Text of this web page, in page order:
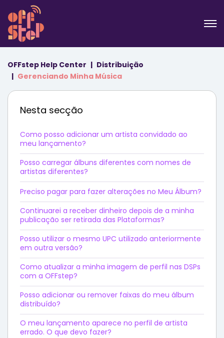
OFFstep Help Center
Distribuição
Gerenciando Minha Música
Nesta secção
Como posso adicionar um artista convidado ao
meu lançamento?
Posso carregar álbuns diferentes com nomes de
artistas diferentes?
Preciso pagar para fazer alterações no Meu Álbum?
Continuarei a receber dinheiro depois de a minha
publicação ser retirada das Plataformas?
Posso utilizar o mesmo UPC utilizado anteriormente
em outra versão?
Como atualizar a minha imagem de perfil nas DSPs
com a OFFstep?
Posso adicionar ou remover faixas do meu álbum
distribuído?
O meu lançamento aparece no perfil de artista
errado. O que devo fazer?